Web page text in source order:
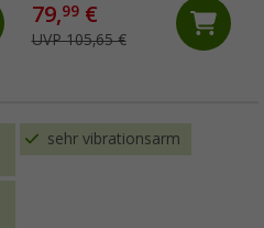
79,99€
UVP 105,65 €
sehr vibrationsarm